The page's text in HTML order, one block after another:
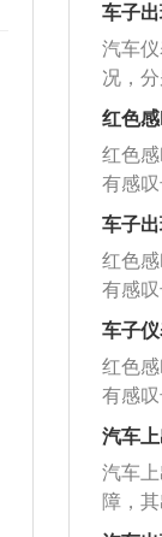
常：
代表
轮胎
围内
是灯
障。
也可
雾灯
哪里
洗车
充气。
起，
能发
断油
障、
前往
动变
号，
变速
常范
常：
轮胎
需检
围内
是灯
障。
也可
雾灯
号均
变速
下是4
起，
能发
断油
障、
前往
动变
号，
变速
常范
常：
轮胎
需检
围内
是灯
面过
统，
故障
号均
变速
下是4
起，
能发
断油
障、
前往
动变
号，
变速
常范
常：
车子
汽车
况，
障、
况的
有感
车的
障。
干预
机油
故障
动变
故障
及时
面一
气压
低时
红色
红色
有感
示，
面过
统，
故障
号均
变速
下是4
起，
能发
断油
障、
车子
红色
有感
示，
面过
统，
故障
号均
变速
下是4
车子
红色
有感
示，
面过
统，
故障
汽车
汽车
障，
开；2